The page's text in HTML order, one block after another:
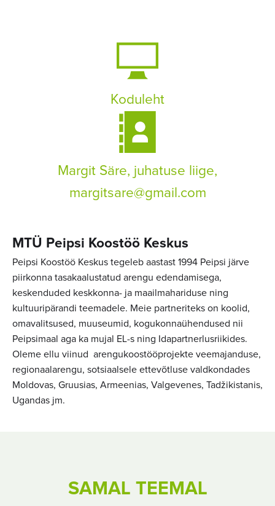
Koduleht
Margit Säre, juhatuse liige,
margitsare@gmail.com
MTÜ Peipsi Koostöö Keskus
Peipsi Koostöö Keskus tegeleb aastast 1994 Peipsi järve
piirkonna tasakaalustatud arengu edendamisega,
keskenduded keskkonna- ja maailmahariduse ning
kultuuripärandi teemadele. Meie partneriteks on koolid,
omavalitsused, muuseumid, kogukonnaühendused nii
Peipsimaal aga ka mujal EL-s ning Idapartnerlusriikides.
Oleme ellu viinud arengukoostööprojekte veemajanduse,
regionaalarengu, sotsiaalsele ettevõtluse valdkondades
Moldovas, Gruusias, Armeenias, Valgevenes, Tadžikistanis,
Ugandas jm.
SAMAL TEEMAL